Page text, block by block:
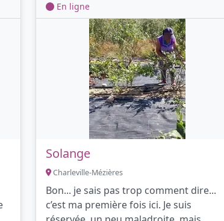
En ligne
Solange
Charleville-Mézières
Bon... je sais pas trop comment dire...
c’est ma première fois ici. Je suis